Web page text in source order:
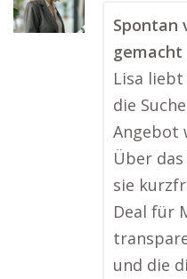
Spontan
gemacht
Lisa
die
Angebot
Über
sie
Deal für
und die